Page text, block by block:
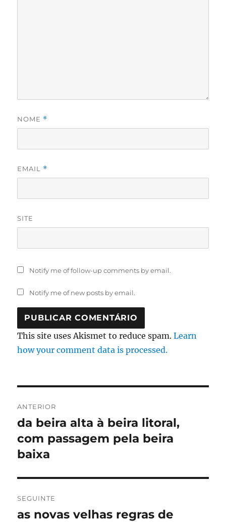
NOME *
EMAIL *
SITE
Notify me of follow-up comments by email.
Notify me of new posts by email.
This site uses Akismet to reduce spam.Learn
how your comment data is processed.
de
artigos
ANTERIOR
Artigo
anterior:
da beira alta à beira litoral,
com passagem pela beira
baixa
SEGUINTE
Artigo
as novas velhas regras de